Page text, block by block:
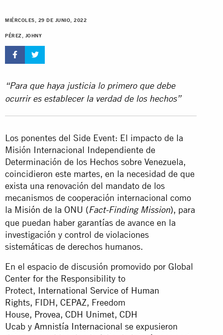
MIÉRCOLES, 29 DE JUNIO, 2022
PÉREZ, JOHNY
“Para que haya justicia lo primero que debe
ocurrir es establecer la verdad de los hechos”
Los ponentes del Side Event: El impacto de la
Misión Internacional Independiente de
Determinación de los Hechos sobre Venezuela,
coincidieron este martes, en la necesidad de que
exista una renovación del mandato de los
mecanismos de cooperación internacional como
la Misión de la ONU (Fact-Finding Mission), para
que puedan haber garantías de avance en la
investigación y control de violaciones
sistemáticas de derechos humanos.
En el espacio de discusión promovido por Global
Center for the Responsibility to
Protect, International Service of Human
Rights, FIDH, CEPAZ, Freedom
House, Provea, CDH Unimet, CDH
Ucab y Amnistía Internacional se expusieron